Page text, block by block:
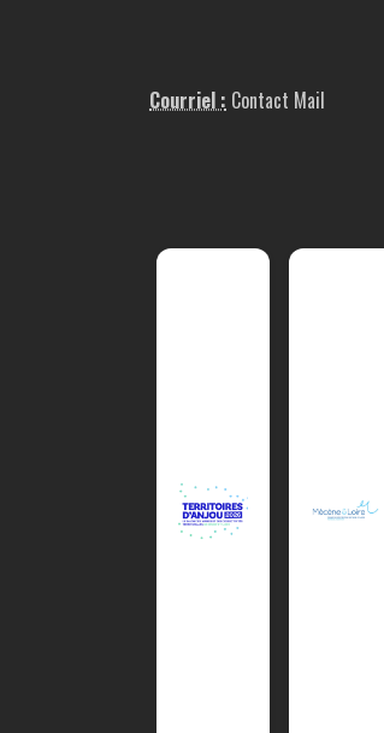
Courriel : Contact Mail